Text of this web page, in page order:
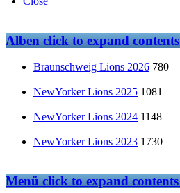
Albenclick to expand contents
Braunschweig Lions 2026 780
NewYorker Lions 2025 1081
NewYorker Lions 2024 1148
NewYorker Lions 2023 1730
Menüclick to expand contents